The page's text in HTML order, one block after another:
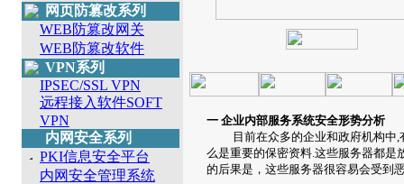
网页防篡改系列
WEB防篡改网关
WEB防篡改软件
VPN系列
IPSEC/SSL VPN
远程接入软件SOFT
VPN
内网安全系列
PKI信息安全平台
内网安全管理系统
一 企业内部服务系统安全形势分析
目前在众多的企业和政府机构中,
么是重要的保密资料.这些服务器都是
的后果是，这些服务器很容易会受到